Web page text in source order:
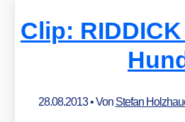
Clip:
28.08.2013• Von Stefan